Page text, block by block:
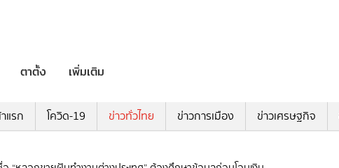
ตาตั้ง เพิ่มเติม
แรก โควิด-19 ข่าวทั่วไทย ข่าวการเมือง ข่าวเศรษฐกิจ